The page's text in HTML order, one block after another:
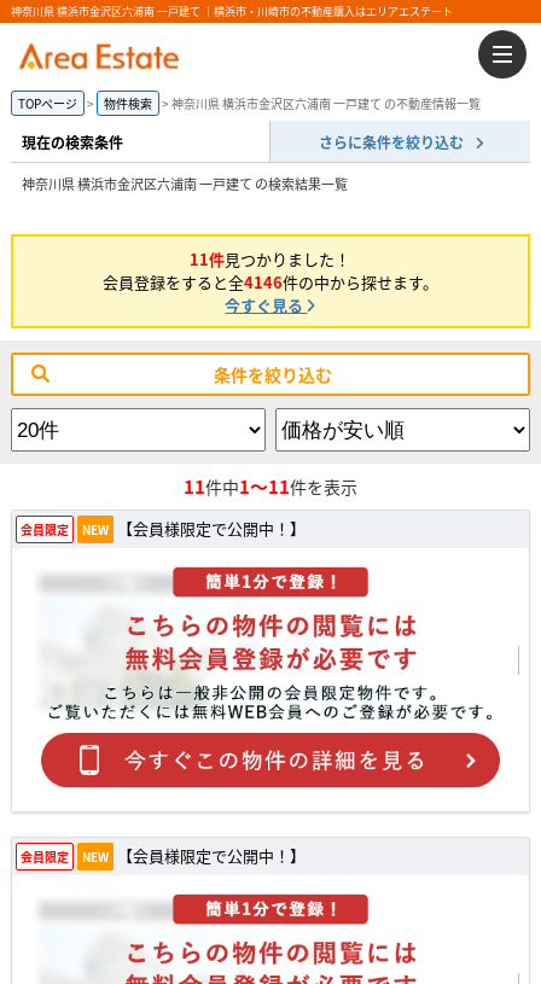
神奈川県 横浜市金沢区六浦南 一戸建て ｜横浜市・川崎市の不動産購入はエリアエステート
TOPページ 物件検索 神奈川県 横浜市金沢区六浦南 一戸建て の不動産情報一覧
現在の検索条件 さらに条件を絞り込む
神奈川県 横浜市金沢区六浦南 一戸建て の検索結果一覧
11件見つかりました！
会員登録をすると全4146件の中から探せます。
今すぐ見る
条件を絞り込む
11件中1～11件を表示
会員限定 NEW 【会員様限定で公開中！】
会員限定 NEW 【会員様限定で公開中！】